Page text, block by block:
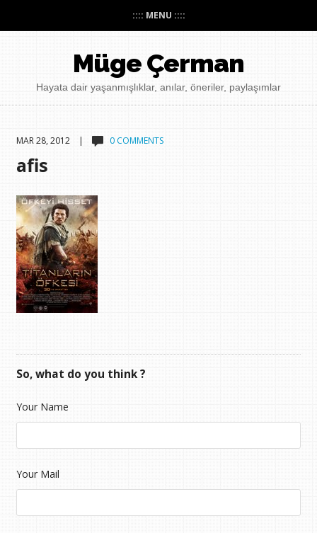
:::: MENU ::::
Müge Çerman
Hayata dair yaşanmışlıklar, anılar, öneriler, paylaşımlar
MAR 28, 2012 | 0 COMMENTS
afis
So, what do you think ?
Your Name
Your Mail